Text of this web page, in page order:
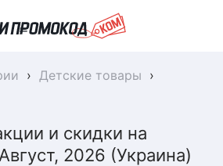
› Детские товары ›
и скидки на
2026 (Украина)